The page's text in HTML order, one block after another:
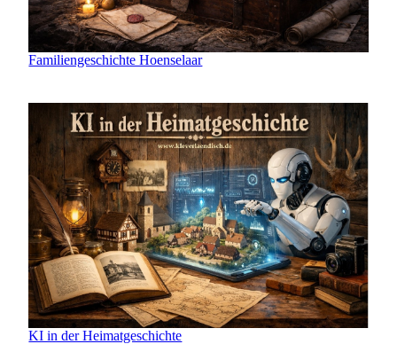
Familiengeschichte Hoenselaar
KI in der Heimatgeschichte